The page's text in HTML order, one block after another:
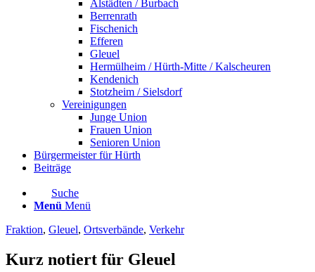
Alstädten / Burbach
Berrenrath
Fischenich
Efferen
Gleuel
Hermülheim / Hürth-Mitte / Kalscheuren
Kendenich
Stotzheim / Sielsdorf
Vereinigungen
Junge Union
Frauen Union
Senioren Union
Bürgermeister für Hürth
Beiträge
Suche
Menü Menü
Fraktion, Gleuel, Ortsverbände, Verkehr
Kurz notiert für Gleuel